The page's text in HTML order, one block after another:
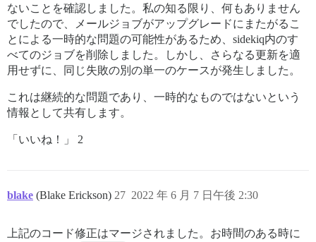
ないことを確認しました。私の知る限り、何もありません
でしたので、メールジョブがアップグレードにまたがるこ
とによる一時的な問題の可能性があるため、sidekiq内のす
べてのジョブを削除しました。しかし、さらなる更新を適
用せずに、同じ失敗の別の単一のケースが発生しました。
これは継続的な問題であり、一時的なものではないという
情報として共有します。
「いいね！」 2
blake (Blake Erickson) 2022 年 6 月 7 日午後 2:30
27
上記のコード修正はマージされました。お時間のある時に